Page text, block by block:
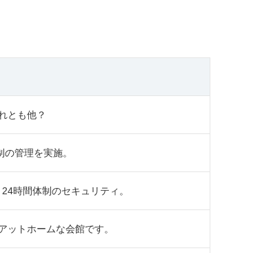
とも他？
管理を実施。
時間体制のセキュリティ。
トホームな会館です。